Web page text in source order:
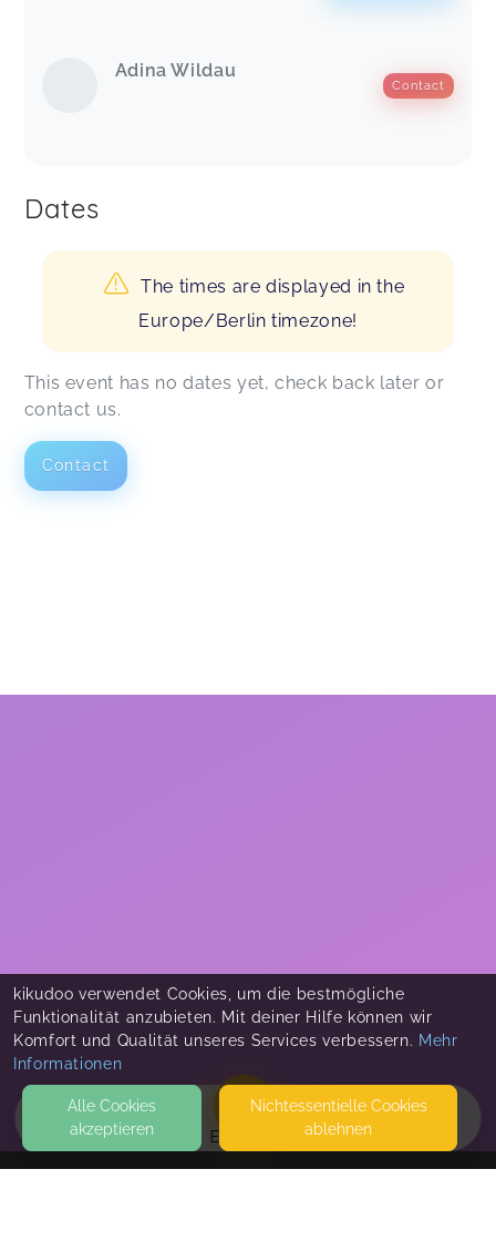
EVENTS
Adina Wildau
Contact
Dates
The times are displayed in the
Europe/Berlin timezone!
This event has no dates yet, check back later or
contact us.
Contact
kikudoo verwendet Cookies, um die bestmögliche
Funktionalität anzubieten. Mit deiner Hilfe können wir
Komfort und Qualität unseres Services verbessern. Mehr
Informationen
Alle Cookies
akzeptieren
Nicht­essentielle Cookies
ablehnen